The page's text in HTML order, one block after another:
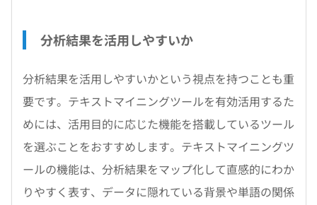
分析結果を活用しやすいか
分析結果を活用しやすいかという視点を持つことも重
要です。テキストマイニングツールを有効活用するた
めには、活用目的に応じた機能を搭載しているツール
を選ぶことをおすすめします。テキストマイニングツ
ールの機能は、分析結果をマップ化して直感的にわか
りやすく表す、データに隠れている背景や単語の関係